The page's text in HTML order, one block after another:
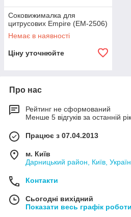
Соковижималка для
цитрусових Empire (EM-2506)
Немає в наявності
Ціну уточнюйте
Про нас
Рейтинг не сформований
Менше 5 відгуків за останній рік
Працює з 07.04.2013
м. Київ
Дарницький район, Київ,
Контакти
Сьогодні вихідний
Показати весь графік роботи